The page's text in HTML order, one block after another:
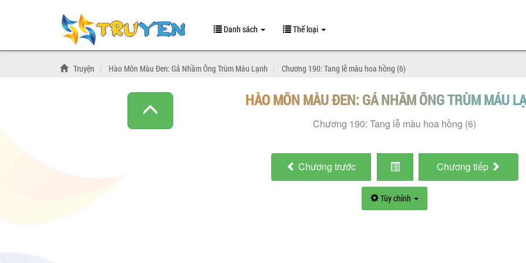
Danh sách Thể loại
Truyện Hào Môn Màu Đen: Gả Nhầm Ông Trùm Máu Lạnh Chương 190: Tang lễ màu hoa hồng (6)
HÀO MÔN MÀU ĐEN: GẢ NHẦM ÔNG TRÙM MÁU
Chương 190: Tang lễ màu hoa hồng (6)
Chương trước Chương tiếp
Tùy chỉnh